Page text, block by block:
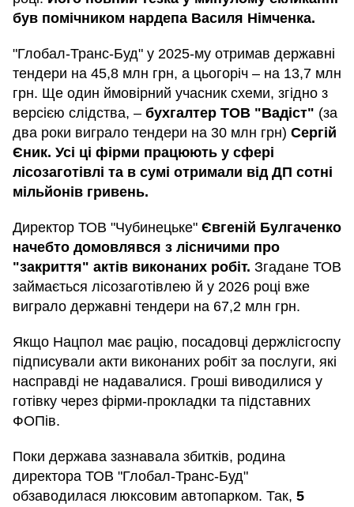
був помічником нардепа Василя Німченка.
"Глобал-Транс-Буд" у 2025-му отримав державні
тендери на 45,8 млн грн, а цьогоріч – на 13,7 млн
грн. Ще один ймовірний учасник схеми, згідно з
версією слідства, – бухгалтер ТОВ "Вадіст" (за
два роки виграло тендери на 30 млн грн) Сергій
Єник. Усі ці фірми працюють у сфері
лісозаготівлі та в сумі отримали від ДП сотні
мільйонів гривень.
Директор ТОВ "Чубинецьке" Євгеній Булгаченко
начебто домовлявся з лісничими про
"закриття" актів виконаних робіт. Згадане ТОВ
займається лісозаготівлею й у 2026 році вже
виграло державні тендери на 67,2 млн грн.
Якщо Нацпол має рацію, посадовці держлісгоспу
підписували акти виконаних робіт за послуги, які
насправді не надавалися. Гроші виводилися у
готівку через фірми-прокладки та підставних
ФОПів.
Поки держава зазнавала збитків, родина
директора ТОВ "Глобал-Транс-Буд"
обзаводилася люксовим автопарком. Так, 5